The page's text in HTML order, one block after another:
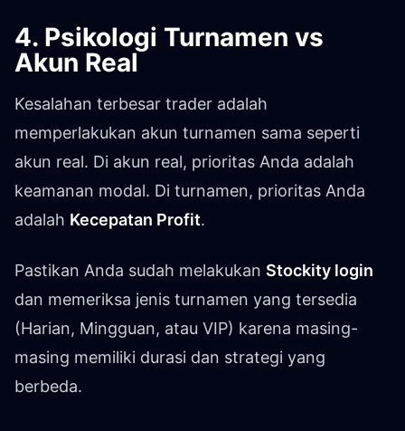
4. Psikologi Turnamen vs
Akun Real
Kesalahan terbesar trader adalah
memperlakukan akun turnamen sama seperti
akun real. Di akun real, prioritas Anda adalah
keamanan modal. Di turnamen, prioritas Anda
adalah Kecepatan Profit.
Pastikan Anda sudah melakukan Stockity login
dan memeriksa jenis turnamen yang tersedia
(Harian, Mingguan, atau VIP) karena masing-
masing memiliki durasi dan strategi yang
berbeda.